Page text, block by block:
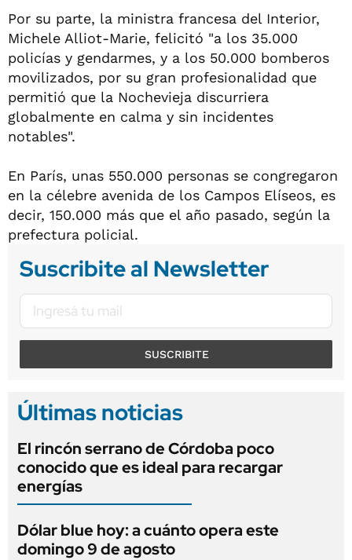
Por su parte, la ministra francesa del Interior,
Michele Alliot-Marie, felicitó "a los 35.000
policías y gendarmes, y a los 50.000 bomberos
movilizados, por su gran profesionalidad que
permitió que la Nochevieja discurriera
globalmente en calma y sin incidentes
notables".
En París, unas 550.000 personas se congregaron
en la célebre avenida de los Campos Elíseos, es
decir, 150.000 más que el año pasado, según la
prefectura policial.
Suscribite al Newsletter
SUSCRIBITE
Últimas noticias
El rincón serrano de Córdoba poco
conocido que es ideal para recargar
energías
Dólar blue hoy: a cuánto opera este
domingo 9 de agosto